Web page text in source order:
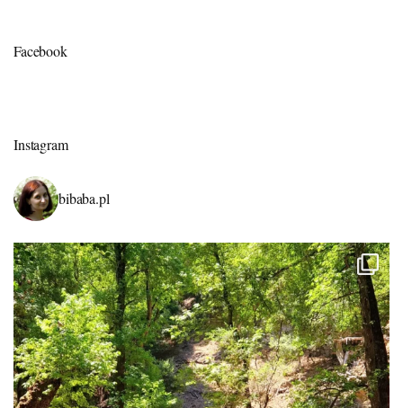
Facebook
Instagram
bibaba.pl